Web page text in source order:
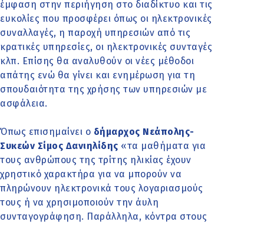
έμφαση στην περιήγηση στο διαδίκτυο και τις
ευκολίες που προσφέρει όπως οι ηλεκτρονικές
συναλλαγές, η παροχή υπηρεσιών από τις
κρατικές υπηρεσίες, οι ηλεκτρονικές συνταγές
κλπ. Επίσης θα αναλυθούν οι νέες μέθοδοι
απάτης ενώ θα γίνει και ενημέρωση για τη
σπουδαιότητα της χρήσης των υπηρεσιών με
ασφάλεια.
Όπως επισημαίνει ο δήμαρχος Νεάπολης-
Συκεών Σίμος Δανιηλίδης «τα μαθήματα για
τους ανθρώπους της τρίτης ηλικίας έχουν
χρηστικό χαρακτήρα για να μπορούν να
πληρώνουν ηλεκτρονικά τους λογαριασμούς
τους ή να χρησιμοποιούν την άυλη
συνταγογράφηση. Παράλληλα, κόντρα στους